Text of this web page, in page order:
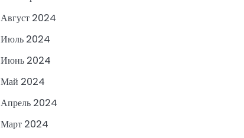
Август 2024
Июль 2024
Июнь 2024
Май 2024
Апрель 2024
Март 2024